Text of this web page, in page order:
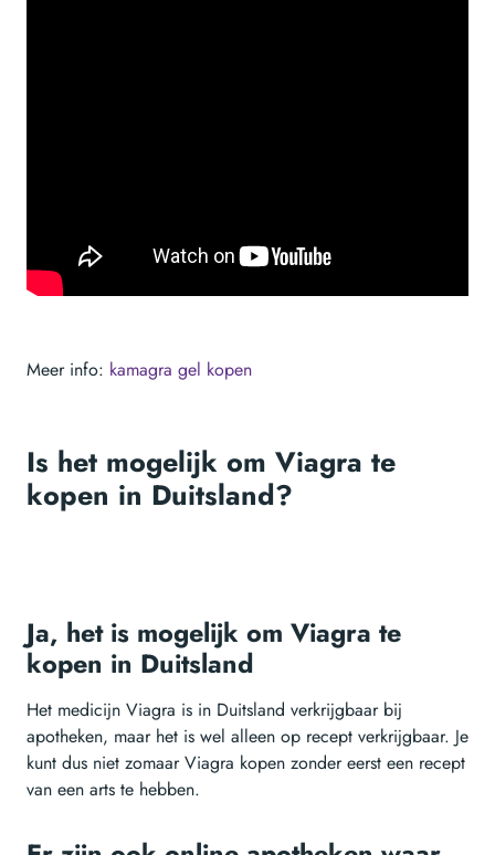
Meer info: kamagra gel kopen
Is het mogelijk om Viagra te
kopen in Duitsland?
Ja, het is mogelijk om Viagra te
kopen in Duitsland
Het medicijn Viagra is in Duitsland verkrijgbaar bij
apotheken, maar het is wel alleen op recept verkrijgbaar. Je
kunt dus niet zomaar Viagra kopen zonder eerst een recept
van een arts te hebben.